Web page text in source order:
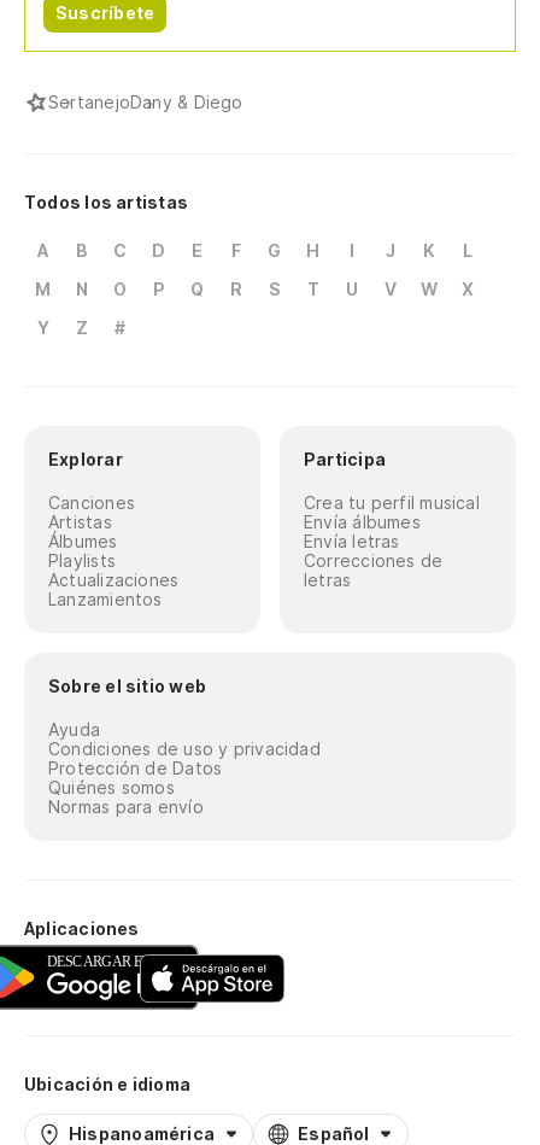
Suscríbete
SertanejoDany & Diego
Todos los artistas
A B C D E F G H I J K
L
M
N O P Q R S T U V W
X
Y
Z #
Explorar
Canciones
Artistas
Álbumes
Playlists
Actualizaciones
Lanzamientos
Participa
Crea tu perfil musical
Envía álbumes
Envía letras
Correcciones de
letras
Sobre el sitio web
Ayuda
Condiciones de uso y privacidad
Protección de Datos
Quiénes somos
Normas para envío
Aplicaciones
Ubicación e idioma
Hispanoamérica Español